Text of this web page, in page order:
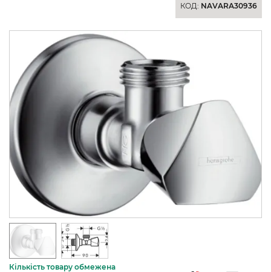
КОД: NAVARA30936
Кількість товару обмежена